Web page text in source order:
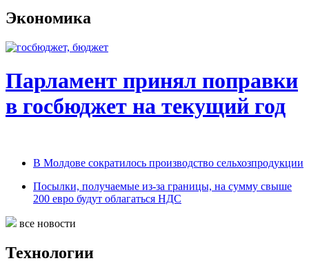
Экономика
Парламент принял поправки
в госбюджет на текущий год
В Молдове сократилось производство сельхозпродукции
Посылки, получаемые из-за границы, на сумму свыше
200 евро будут облагаться НДС
все новости
Технологии